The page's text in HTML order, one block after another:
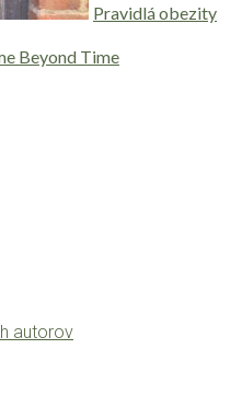
Pravidlá obezity
Beyond Time
autorov